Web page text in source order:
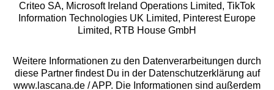
Alle Preise inkl. MwSt., zzgl.
Versandkosten
** Bonität vorausgesetzt, berechtigt zur Bonitätsprüfung
Criteo SA, Microsoft Ireland Operations Limited, TikTok
Information Technologies UK Limited, Pinterest Europe
Limited, RTB House GmbH
Weitere Informationen zu den Datenverarbeitungen durch
diese Partner findest Du in der Datenschutzerklärung auf
www.lascana.de / APP. Die Informationen sind außerdem